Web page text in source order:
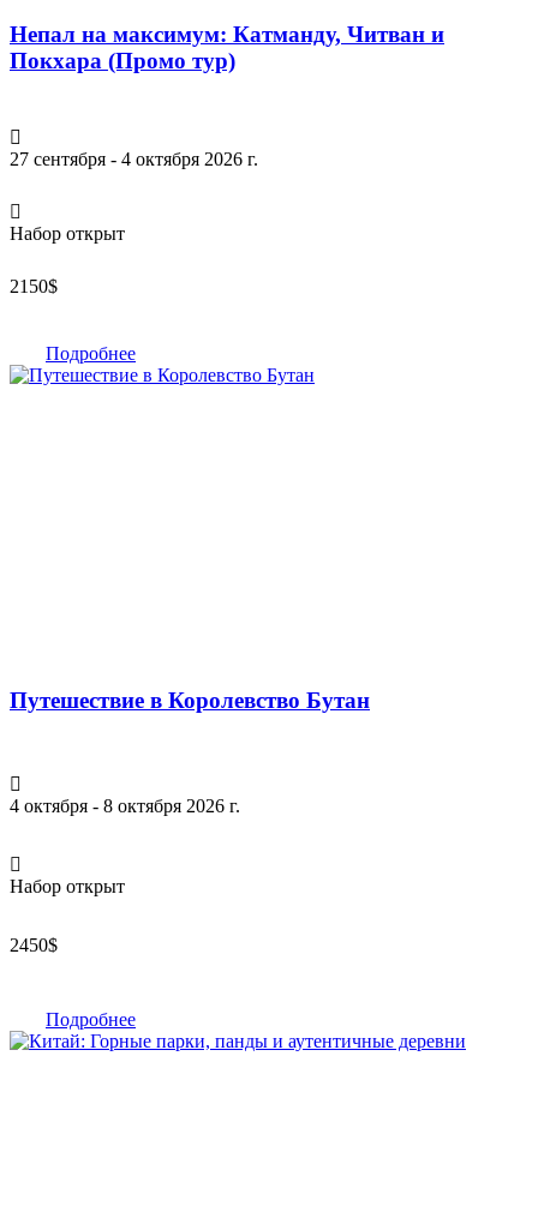
Непал на максимум: Катманду, Читван и
Покхара (Промо тур)
27 сентября - 4 октября 2026 г.
Набор открыт
2150$
Подробнее
Путешествие в Королевство Бутан
4 октября - 8 октября 2026 г.
Набор открыт
2450$
Подробнее